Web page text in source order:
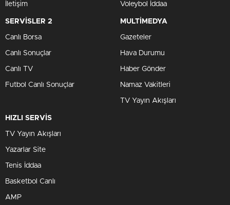
İletişim Voleybol İddaa
SERVİSLER 2
Canlı Borsa
Canlı Sonuçlar
Canlı TV
Futbol Canlı Sonuçlar
MULTİMEDYA
Gazeteler
Hava Durumu
Haber Gönder
Namaz Vakitleri
TV Yayın Akışları
HIZLI SERVİS
TV Yayın Akışları
Yazarlar Site
Tenis İddaa
Basketbol Canlı
AMP